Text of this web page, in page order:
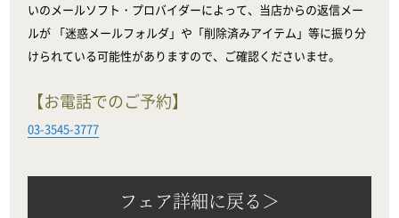
いのメールソフト・プロバイダーによって、当店からの返信メー
ルが 「迷惑メールフォルダ」や「削除済みアイテム」等に振り分
けられている可能性がありますので、ご確認くださいませ。
【お電話でのご予約】
03-3545-3777
フェア詳細に戻る＞